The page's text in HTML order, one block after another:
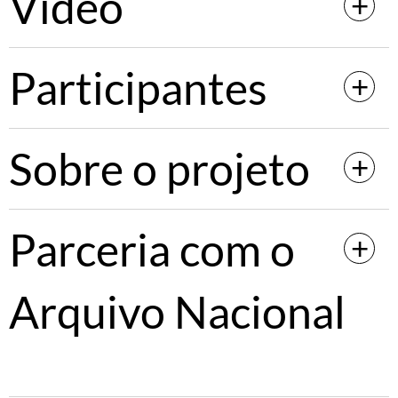
Participantes
Sobre o projeto
Parceria com o
Arquivo Nacional